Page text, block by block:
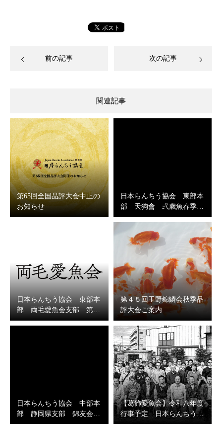
前の記事 次の記事
関連記事
第65回全国品評大会中止の
お知らせ
日本らんちう協会 東部本
部 天狗會 弐歳魚春季…
日本らんちう協会 東部本
部 両毛愛魚会支部 第…
第４５回玉野錦鱗会秋季品
評大会ご案内
日本らんちう協会 中部本
部 静岡県支部 錦友会…
【葛飾愛魚会】令和八年度
行事予定 日本らんちう…